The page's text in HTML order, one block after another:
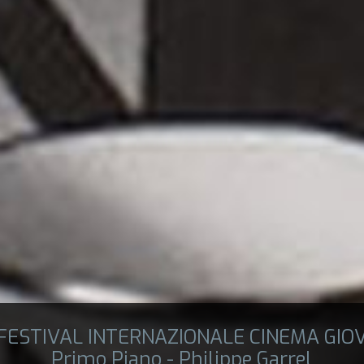
INTERNAZIONALE CINEMA
Primo Piano - Philippe Garrel